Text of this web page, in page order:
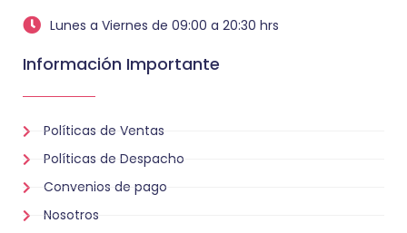
Lunes a Viernes de 09:00 a 20:30 hrs
Información Importante
Políticas de Ventas
Políticas de Despacho
Convenios de pago
Nosotros